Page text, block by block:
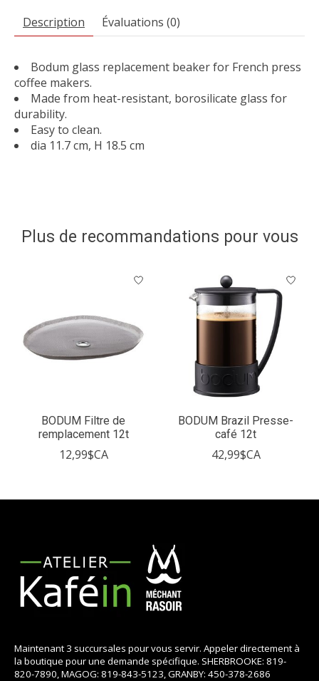
Description Évaluations (0)
Bodum glass replacement beaker for French press
coffee makers.
Made from heat-resistant, borosilicate glass for
durability.
Easy to clean.
dia 11.7 cm, H 18.5 cm
Plus de recommandations pour vous
Articles du carrousel de produits
BODUM Filtre de
remplacement 12t
12,99$CA
BODUM Brazil Presse-
café 12t
42,99$CA
Maintenant 3 succursales pour vous servir. Appeler directement à
la boutique pour une demande spécifique. SHERBROOKE: 819-
820-7890, MAGOG: 819-843-5123, GRANBY: 450-378-2686